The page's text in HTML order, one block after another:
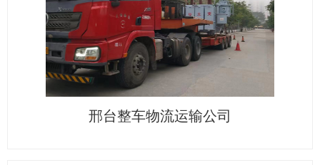
邢台整车物流运输公司